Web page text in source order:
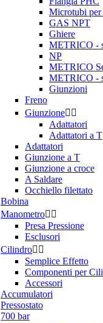
Microtubi per
GAS NPT
Ghiere
METRICO -
NP
METRICO
METRICO -
Giunzioni
Freno
Giunzione 
Adattatori
Adattatori a T
Adattatori
Giunzione a T
Giunzione a croce
A Saldare
Occhiello filettato
Bobina
Manometro 
Presa Pressione
Esclusori
Cilindro 
Semplice Effetto
Componenti per
Accessori
Accumulatori
Pressostato
700 bar